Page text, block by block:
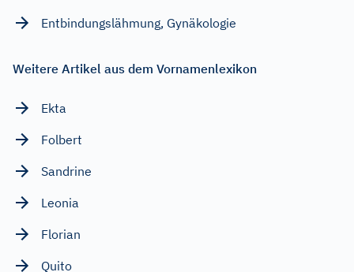
Entbindungslähmung, Gynäkologie
Weitere Artikel aus dem Vornamenlexikon
Ekta
Folbert
Sandrine
Leonia
Florian
Quito